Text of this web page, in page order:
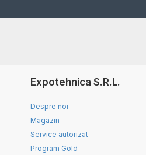
Expotehnica S.R.L.
Despre noi
Magazin
Service autorizat
Program Gold